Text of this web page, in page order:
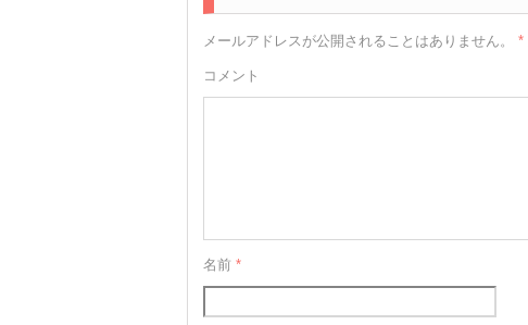
メールアドレスが公開されることはありません。 *
コメント
名前 *